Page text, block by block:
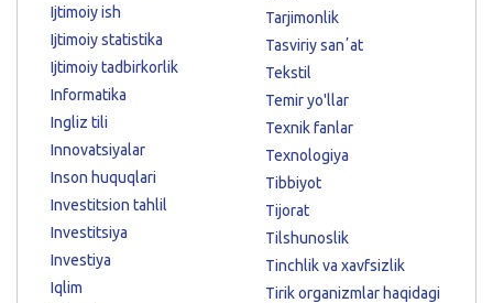
Ijtimoiy ish
Ijtimoiy statistika
Ijtimoiy tadbirkorlik
Informatika
Ingliz tili
Innovatsiyalar
Inson huquqlari
Investitsion tahlil
Investitsiya
Investiya
Iqlim
Tarjimonlik
Tasviriy sanʼat
Tekstil
Temir yo'llar
Texnik fanlar
Texnologiya
Tibbiyot
Tijorat
Tilshunoslik
Tinchlik va xavfsizlik
Tirik organizmlar haqidagi